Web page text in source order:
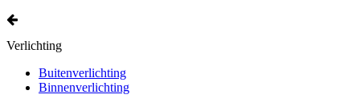
Verlichting
Buitenverlichting
Binnenverlichting